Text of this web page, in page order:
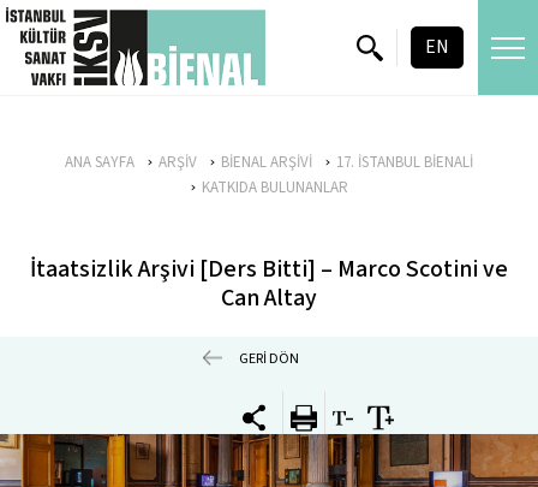
skip content
EN
ANA SAYFA ARŞİV BİENAL ARŞİVİ
17. İSTANBUL BİENALİ
KATKIDA BULUNANLAR
İtaatsizlik Arşivi [Ders Bitti] – Marco Scotini ve
Can Altay
GERİ DÖN